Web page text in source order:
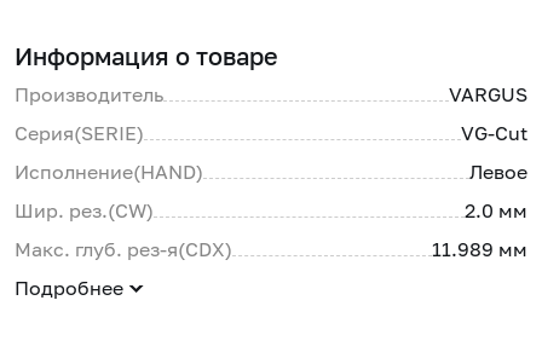
Информация о товаре
Производитель
VARGUS
Серия(SERIE)
VG-Cut
Исполнение(HAND)
Левое
Шир. рез.(CW)
2.0 мм
Макс. глуб. рез-я(CDX)
11.989 мм
Подробнее